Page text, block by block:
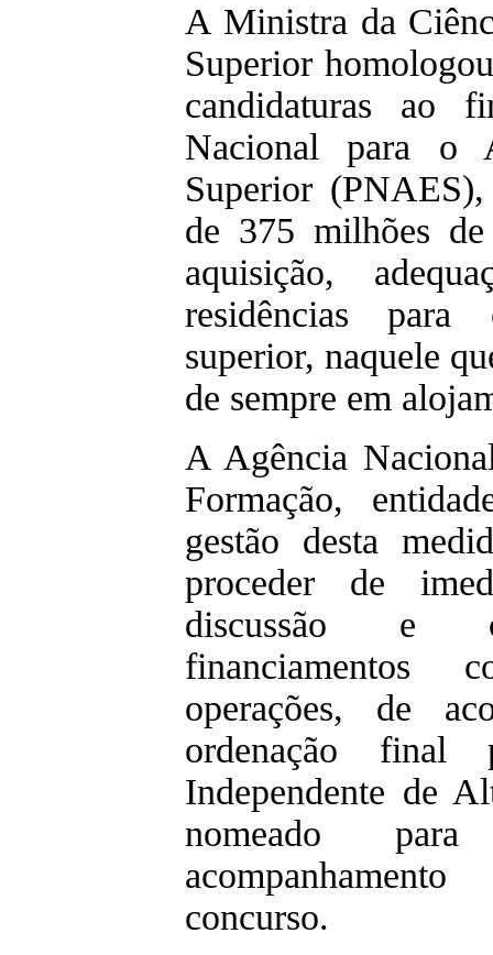
A Ministra da
Superior
candidaturas ao
Nacional para o
Superior
de 375 milhões
aquisição,
residências para
superior, naquele
de sempre em
A Agência
Formação,
gestão desta
proceder de
discussão e
financiamentos
operações, de
ordenação final
Independente de
nomeado
concurso.